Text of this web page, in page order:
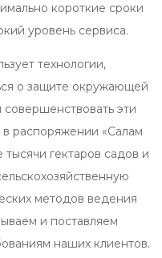
короткие сроки
уровень сервиса.
технологии,
о защите окружающей
эти
распоряжении «Салам
гектаров садов и
методов ведения
и поставляем
наших клиентов.